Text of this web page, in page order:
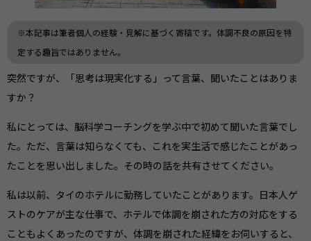
※本記事は筆者個人の経験・見解に基づく寄稿です。体調不良の原因を特
定する趣旨ではありません。
突然ですが、「思考は現実化する」って言葉、聞いたことはありま
すか？
私にとっては、脳科学コーチングを学ぶ中で初めて聞いた言葉でし
た。ただ、言葉は知らなくても、これを実生活で感じたことがあっ
たことを思い出しました。その時の話を共有させてください。
私は以前、タイのホテルに勤務していたことがあります。日本人ゲ
ストのケアが主な仕事で、ホテルで体調を崩された方の対応をする
こともよくあったのですが、体調を崩された経緯をお伺いすると、